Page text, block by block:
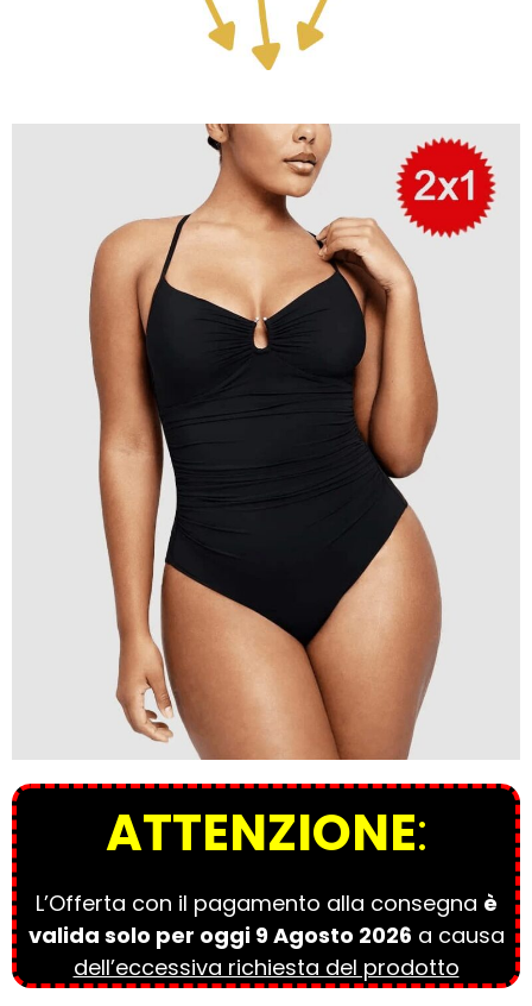
ATTENZIONE:
L’Offerta con il pagamento alla consegna è
valida solo per oggi 9 Agosto 2026 a causa
dell’eccessiva richiesta del prodotto